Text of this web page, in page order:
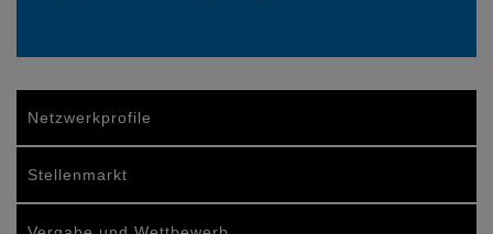
Netzwerkprofile
Stellenmarkt